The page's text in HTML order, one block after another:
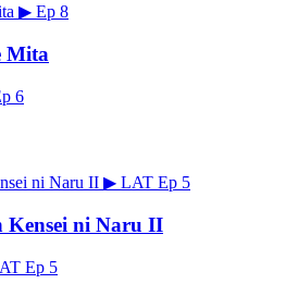
▶ Ep 8
Mita
6
▶ LAT Ep 5
Kensei ni Naru II
Ep 5